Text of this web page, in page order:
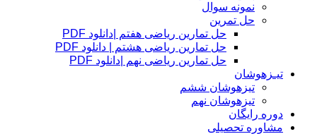
نمونه سوال
حل تمرین
حل تمارین ریاضی هفتم |دانلود PDF
حل تمارین ریاضی هشتم | دانلود PDF
حل تمارین ریاضی نهم |دانلود PDF
تیـزهوشان
تیزهوشان ششم
تیزهوشان نهم
دوره رایگان
مشاوره تحصیلی